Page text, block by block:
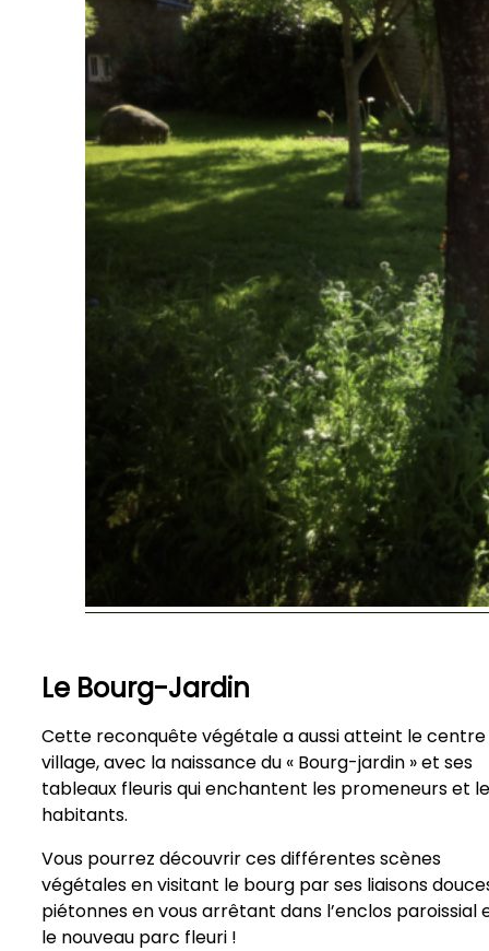
Le Bourg-Jardin
Cette reconquête végétale a aussi atteint le centre
village, avec la naissance du « Bourg-jardin » et ses
tableaux fleuris qui enchantent les promeneurs et
habitants.
Vous pourrez découvrir ces différentes scènes
végétales en visitant le bourg par ses liaisons
piétonnes en vous arrêtant dans l’enclos paroissial
le nouveau parc fleuri !